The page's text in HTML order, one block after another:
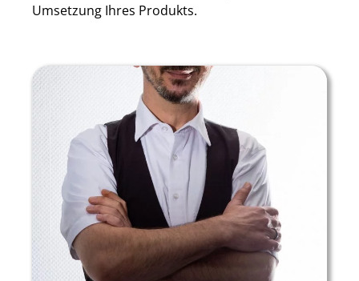
Umsetzung Ihres Produkts.